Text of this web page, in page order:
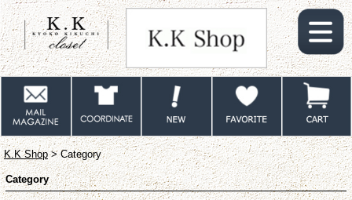
K.K Shop> Category
Category